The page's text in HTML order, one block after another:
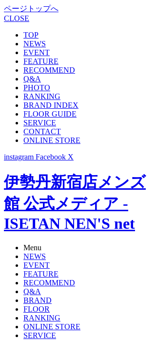
ページトップへ
CLOSE
TOP
NEWS
EVENT
FEATURE
RECOMMEND
Q&A
PHOTO
RANKING
BRAND INDEX
FLOOR GUIDE
SERVICE
CONTACT
ONLINE STORE
instagram Facebook X
伊勢丹新宿店メンズ
館 公式メディア -
ISETAN NEN'S net
Menu
NEWS
EVENT
FEATURE
RECOMMEND
Q&A
BRAND
FLOOR
RANKING
ONLINE STORE
SERVICE